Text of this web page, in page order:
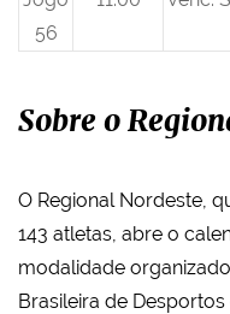
56
Sobre o
O Regional Nordeste,
143 atletas, abre o
modalidade
Brasileira de Desportos